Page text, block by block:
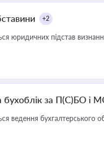
+2
юридичних підстав
бухоблік за П(С)БО і
ведення бухгалтерського